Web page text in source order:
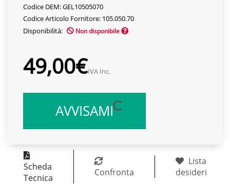
Codice DEM: GEL10505070
Codice Articolo Fornitore: 105.050.70
Disponibilità:
Non disponibile
49,00€IVA Inc.
AVVISAMI
Scheda
Tecnica
Confronta
Lista
desideri